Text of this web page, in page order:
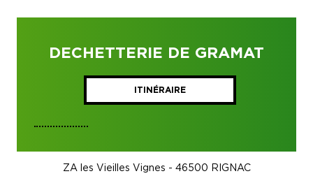
DECHETTERIE DE GRAMAT
ITINÉRAIRE
ZA les Vieilles Vignes - 46500 RIGNAC